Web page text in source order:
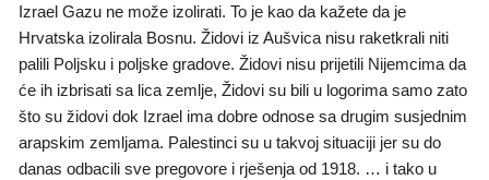
Izrael Gazu ne može izolirati. To je kao da kažete da je
Hrvatska izolirala Bosnu. Židovi iz Aušvica nisu raketkrali niti
palili Poljsku i poljske gradove. Židovi nisu prijetili Nijemcima da
će ih izbrisati sa lica zemlje, Židovi su bili u logorima samo zato
što su židovi dok Izrael ima dobre odnose sa drugim susjednim
arapskim zemljama. Palestinci su u takvoj situaciji jer su do
danas odbacili sve pregovore i rješenja od 1918. … i tako u